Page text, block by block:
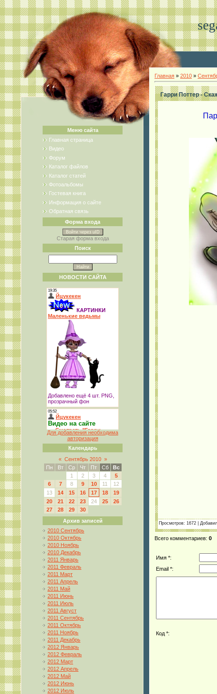
Меню сайта
Главная страница
Видео
Форум
Каталог файлов
Каталог статей
Фотоальбомы
Гостевая книга
Информация о сайте
Обратная связь
Форма входа
Войти через uID
Старая форма входа
Поиск
НОВОСТИ САЙТА
Для добавления необходима
авторизация
Календарь
« Сентябрь 2010 »
Пн
Вт Ср Чт Пт Сб
Вс
1
2 3 4
5
6
7 8 9 10 11
12
13
14 15 16 17 18
19
20
21 22 23 24 25
26
27
28 29
30
Архив записей
2010 Сентябрь
2010 Октябрь
2010 Ноябрь
2010 Декабрь
2011 Январь
2011 Февраль
2011 Март
2011 Апрель
2011 Май
2011 Июнь
2011 Июль
2011 Август
2011 Сентябрь
2011 Октябрь
2011 Ноябрь
2011 Декабрь
2012 Январь
2012 Февраль
2012 Март
2012 Апрель
2012 Май
2012 Июнь
2012 Июль
Главная » 2010 »
Гарри Поттер -
Просмотров: 1672 | Добавил
Всего комментариев: 0
Имя *:
Email *:
Код *: